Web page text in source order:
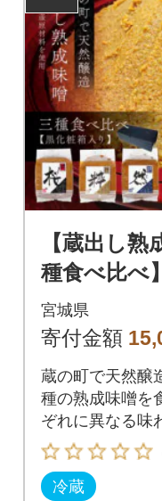
【蔵出し熟
種食べ比べ
の生みそ『
然』各1kg詰
宮城県
寄付金額
蔵の町で天然醸
種の熟成味噌を
ぞれに異なる味
みください。
冷蔵